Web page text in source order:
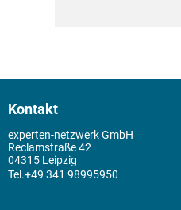
Kontakt
experten-netzwerk GmbH
Reclamstraße 42
04315 Leipzig
+49 341 98995950